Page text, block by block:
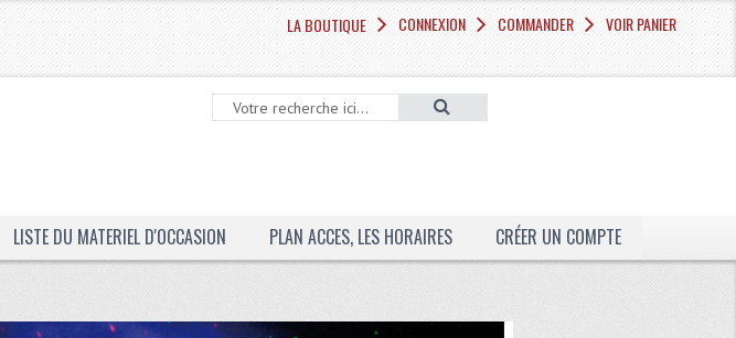
LA BOUTIQUE CONNEXION COMMANDER VOIR PANIER
LISTE DU MATERIEL D'OCCASION PLAN ACCES, LES HORAIRES CRÉER UN COMPTE